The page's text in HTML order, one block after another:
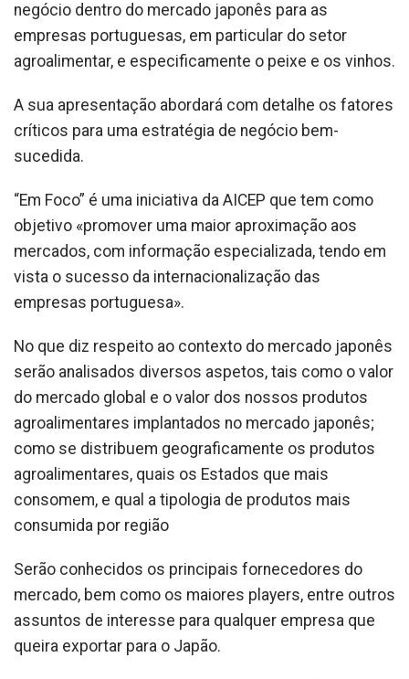
negócio dentro do mercado japonês para as
empresas portuguesas, em particular do setor
agroalimentar, e especificamente o peixe e os vinhos.
A sua apresentação abordará com detalhe os fatores
críticos para uma estratégia de negócio bem-
sucedida.
“Em Foco” é uma iniciativa da AICEP que tem como
objetivo «promover uma maior aproximação aos
mercados, com informação especializada, tendo em
vista o sucesso da internacionalização das
empresas portuguesa».
No que diz respeito ao contexto do mercado japonês
serão analisados diversos aspetos, tais como o valor
do mercado global e o valor dos nossos produtos
agroalimentares implantados no mercado japonês;
como se distribuem geograficamente os produtos
agroalimentares, quais os Estados que mais
consomem, e qual a tipologia de produtos mais
consumida por região
Serão conhecidos os principais fornecedores do
mercado, bem como os maiores players, entre outros
assuntos de interesse para qualquer empresa que
queira exportar para o Japão.